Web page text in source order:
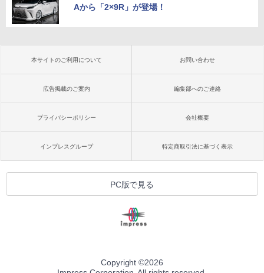
Aから「2×9R」が登場！
本サイトのご利用について お問い合わせ
広告掲載のご案内 編集部へのご連絡
プライバシーポリシー 会社概要
インプレスグループ 特定商取引法に基づく表示
PC版で見る
Copyright ©2026